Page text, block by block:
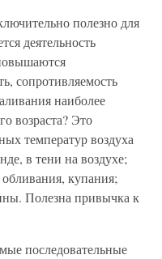
полезно для
деятельность
сопротивляемость
наиболее
возраста? Это
температур воздуха
в тени на воздухе;
купания;
Полезна привычка к
последовательные